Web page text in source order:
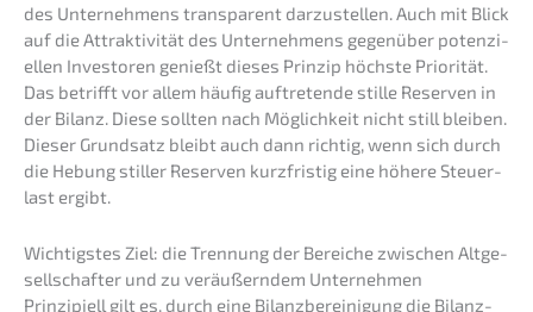
des Unter­neh­mens trans­pa­rent darzu­stel­len. Auch mit Blick
auf die Attrak­ti­vi­tät des Unter­neh­mens gegen­über poten­zi­
el­len Inves­to­ren genießt dieses Prinzip höchs­te Priori­tät.
Das betrifft vor allem häufig auftre­ten­de stille Reser­ven in
der Bilanz. Diese sollten nach Möglich­keit nicht still bleiben.
Dieser Grund­satz bleibt auch dann richtig, wenn sich durch
die Hebung stiller Reser­ven kurzfris­tig eine höhere Steuer­
last ergibt.
Wichtigs­tes Ziel: die Trennung der Berei­che zwischen Altge­
sell­schaf­ter und zu veräu­ßern­dem Unternehmen
Prinzi­pi­ell gilt es, durch eine Bilanz­be­rei­ni­gung die Bilanz­